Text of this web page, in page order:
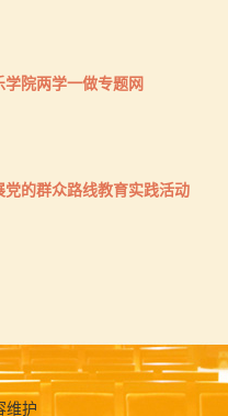
学院两学一做专题网
党的群众路线教育实践活动
维护